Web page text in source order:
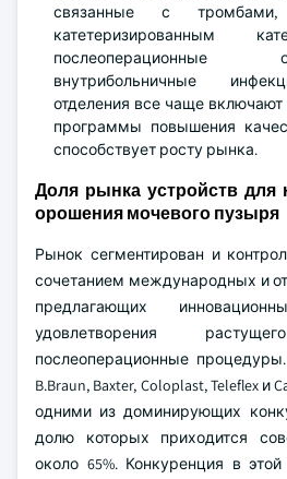
связанные с
катетеризированным
внутрибольничные
отделения все чаще включают
программы повышения
способствует росту рынка.
Доля рынка устройств для
орошения мочевого пузыря
Рынок сегментирован и
сочетанием международных и
предлагающих
удовлетворения
послеоперационные
B.Braun, Baxter, Coloplast, Teleflex и
одними из доминирующих
долю которых приходится
около 65%. Конкуренция в